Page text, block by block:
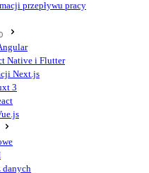
przepływu pracy
Native i Flutter
Next.js
3
danych